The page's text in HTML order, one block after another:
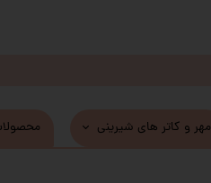
مهر و کاتر های شیرینی